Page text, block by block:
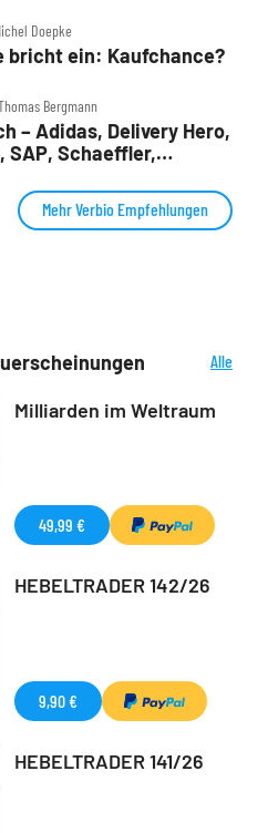
Doepke
bricht ein: Kaufchance?
Bergmann
– Adidas, Delivery Hero,
SAP, Schaeffler,
Mehr Verbio Empfehlungen
Alle
Milliarden im Weltraum
49,99 €
HEBELTRADER 142/26
9,90 €
HEBELTRADER 141/26